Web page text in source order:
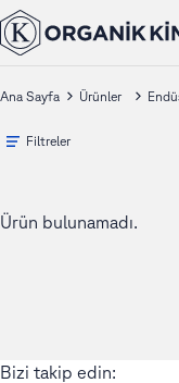
Ana Sayfa Ürünler
Filtreler
Ürün bulunamadı.
Bizi takip edin: